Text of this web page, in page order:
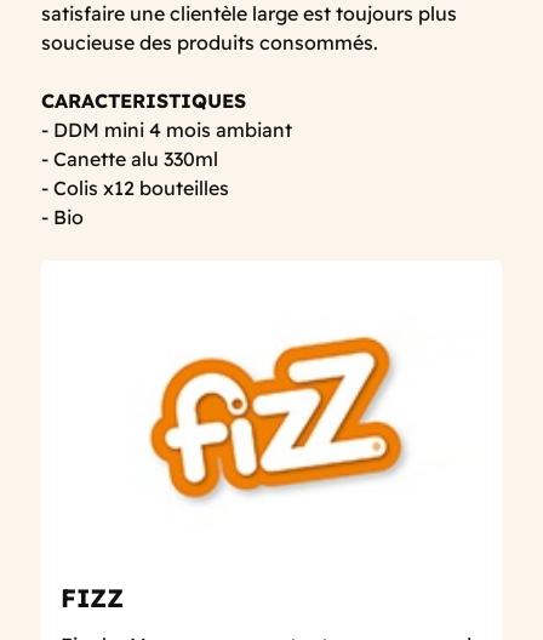
satisfaire une clientèle large est toujours plus
soucieuse des produits consommés.
CARACTERISTIQUES
- DDM mini 4 mois ambiant
- Canette alu 330ml
- Colis x12 bouteilles
- Bio
FIZZ